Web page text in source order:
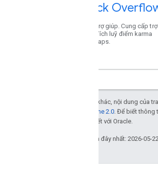
Stack
Nhận trợ giúp. Cung cấp trợ
giúp. Tích luỹ điểm karma
trên Maps.
Trừ phi có lưu ý khác, nội dung của
Giấy phép Apache 2.0. Để biết thông
các đơn vị liên kết với Oracle.
Cập nhật lần gần đây nhất: 2026-05-